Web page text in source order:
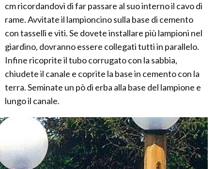
cm ricordandovi di far passare al suo interno il cavo di
rame. Avvitate il lampioncino sulla base di cemento
con tasselli e viti. Se dovete installare più lampioni nel
giardino, dovranno essere collegati tutti in parallelo.
Infine ricoprite il tubo corrugato con la sabbia,
chiudete il canale e coprite la base in cemento con la
terra. Seminate un pò di erba alla base del lampione e
lungo il canale.